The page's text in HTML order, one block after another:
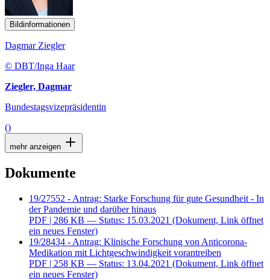
Bildinformationen
Dagmar Ziegler
© DBT/Inga Haar
Ziegler, Dagmar
Bundestagsvizepräsidentin
()
mehr anzeigen
Dokumente
19/27552 - Antrag: Starke Forschung für gute Gesundheit - In
der Pandemie und darüber hinaus
PDF | 286 KB — Status: 15.03.2021 (Dokument, Link öffnet
ein neues Fenster)
19/28434 - Antrag: Klinische Forschung von Anticorona-
Medikation mit Lichtgeschwindigkeit vorantreiben
PDF | 258 KB — Status: 13.04.2021 (Dokument, Link öffnet
ein neues Fenster)